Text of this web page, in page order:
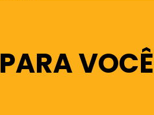
PARA VOCÊ